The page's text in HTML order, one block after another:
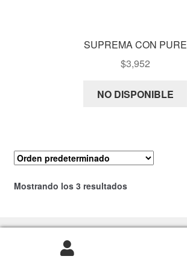
SUPREMA CON PURE
$3,952
NO DISPONIBLE
Mostrando los 3 resultados